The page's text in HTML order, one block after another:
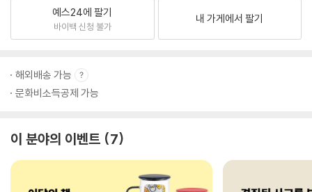
예스24에 팔기
바이백 신청 불가
내 가게에서 팔기
해외배송 가능
문화비소득공제 가능
이 분야의 이벤트 7